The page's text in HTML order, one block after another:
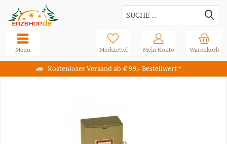
Kostenloser Versand ab € 99,- Bestellwert *
Warenkorb
Merkzettel Mein Konto
Menü